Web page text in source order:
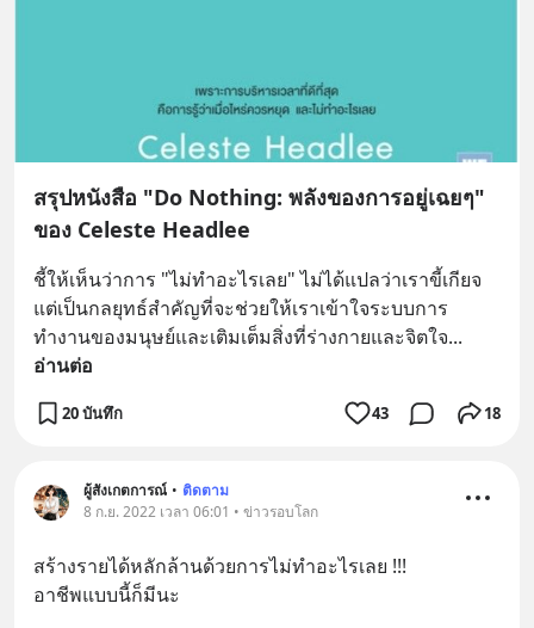
สรุปหนังสือ "Do Nothing: พลังของการอยู่เฉยๆ"
ของ Celeste Headlee
ชี้ให้เห็นว่าการ "ไม่ทำอะไรเลย" ไม่ได้แปลว่าเราขี้เกียจ
แต่เป็นกลยุทธ์สำคัญที่จะช่วยให้เราเข้าใจระบบการ
ทำงานของมนุษย์และเติมเต็มสิ่งที่ร่างกายและจิตใจ
อ่านต่อ
20 บันทึก 43 18
ผู้สังเกตการณ์ • ติดตาม
8 ก.ย. 2022 เวลา 06:01 • ข่าวรอบโลก
สร้างรายได้หลักล้านด้วยการไม่ทำอะไรเลย !!!
อาชีพแบบนี้ก็มีนะ